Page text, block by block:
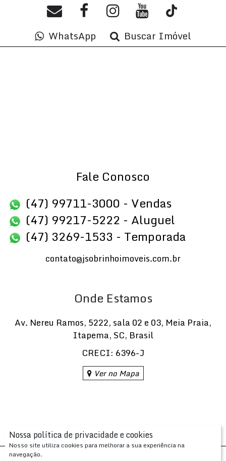
Nossa política de privacidade e cookies
Nosso site utiliza cookies para melhorar a sua experiência na
navegação.
WhatsApp Buscar Imóvel
Fale Conosco
(47) 99711-3000 - Vendas
(47) 99217-5222 - Aluguel
(47) 3269-1533 - Temporada
contato@jsobrinhoimoveis.com.br
Onde Estamos
Av. Nereu Ramos, 5222, sala 02 e 03, Meia Praia,
Itapema, SC, Brasil
CRECI: 6396-J
Ver no Mapa